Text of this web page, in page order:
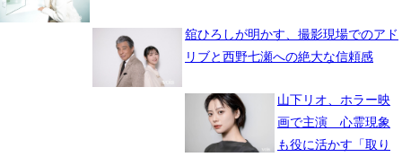
舘ひろしが明かす、撮影現場でのアド
リブと西野七瀬への絶大な信頼感
山下リオ、ホラー映
画で主演 心霊現象
も役に活かす「取り